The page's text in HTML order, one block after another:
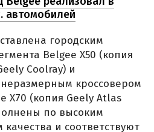
автомобилей
городским
Belgee X50 (копия
Coolray) и
кроссовером
X70 (копия Geely Atlas
по высоким
и соответствуют